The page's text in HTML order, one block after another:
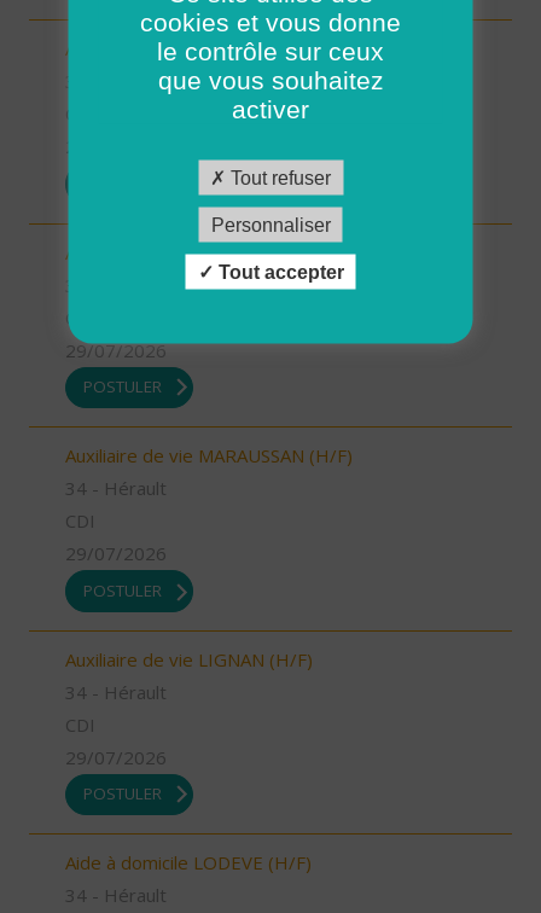
Auxiliaire de vie PEZENAS (H/F)
34 - Hérault
Aide à domicile MARAUSSAN (H/F)
CDI
29/07/2026
POSTULER
Auxiliaire de vie MARAUSSAN (H/F)
34 - Hérault
CDI
29/07/2026
POSTULER
Auxiliaire de vie LIGNAN (H/F)
34 - Hérault
CDI
29/07/2026
POSTULER
Aide à domicile LODEVE (H/F)
34 - Hérault
cookies et vous donne
le contrôle sur ceux
que vous souhaitez
activer
Tout refuser
Personnaliser
Tout accepter